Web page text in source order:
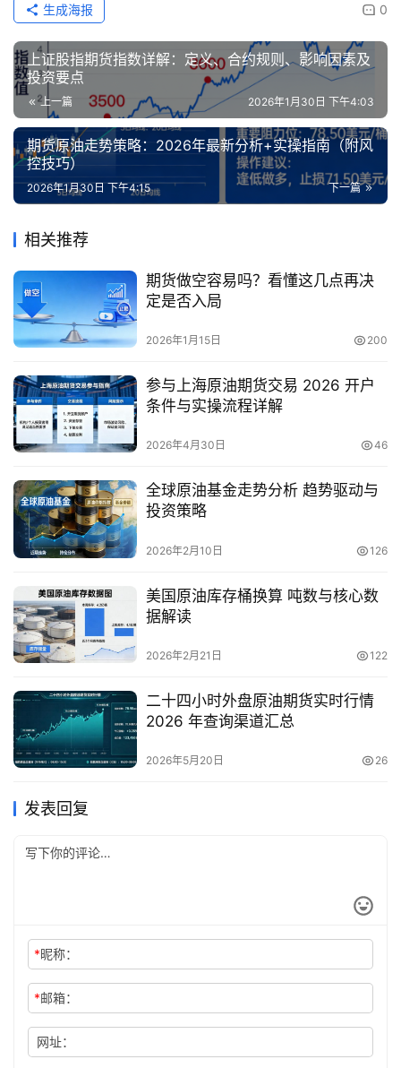
0
生成海报
上证股指期货指数详解：定义、合约规则、影响因素及
投资要点
上一篇 2026年1月30日 下午4:03
期货原油走势策略：2026年最新分析+实操指南（附风
控技巧）
下一篇
2026年1月30日 下午4:15
相关推荐
期货做空容易吗？看懂这几点再决
定是否入局
2026年1月15日 200
参与上海原油期货交易 2026 开户
条件与实操流程详解
2026年4月30日 46
全球原油基金走势分析 趋势驱动与
投资策略
2026年2月10日 126
美国原油库存桶换算 吨数与核心数
据解读
2026年2月21日 122
二十四小时外盘原油期货实时行情
2026 年查询渠道汇总
2026年5月20日 26
发表回复
*昵称：
*邮箱：
网址：